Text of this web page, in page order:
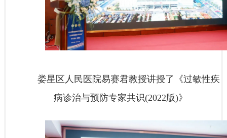
娄星区人民医院易赛君教授讲授了《过敏性疾
病诊治与预防专家共识(2022版)》